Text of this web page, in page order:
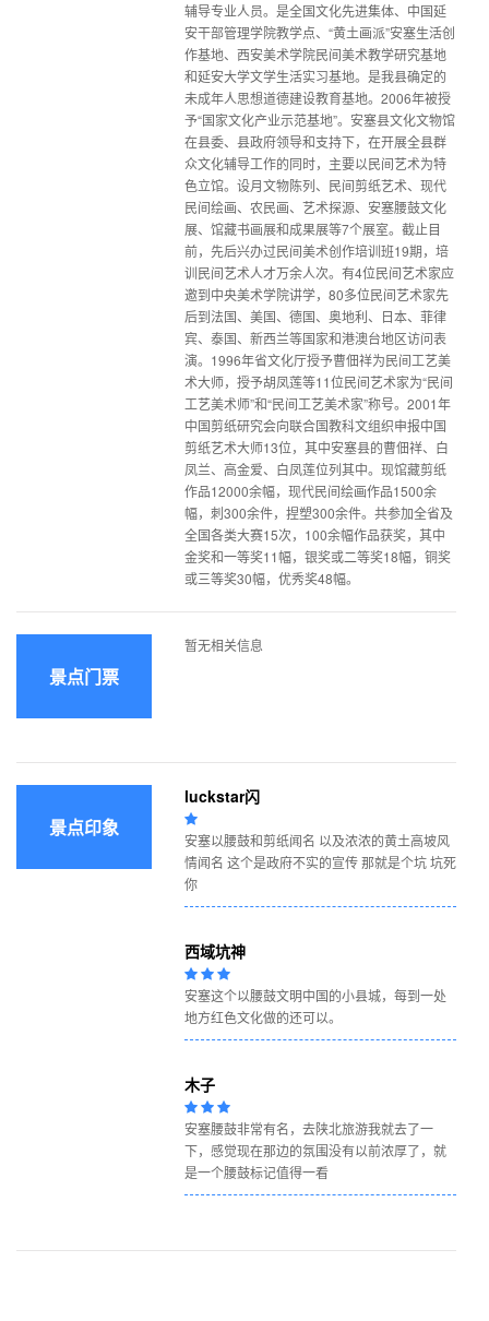
辅导专业人员。是全国文化先进集体、中国延
安干部管理学院教学点、“黄土画派”安塞生活创
作基地、西安美术学院民间美术教学研究基地
和延安大学文学生活实习基地。是我县确定的
未成年人思想道德建设教育基地。2006年被授
予“国家文化产业示范基地”。安塞县文化文物馆
在县委、县政府领导和支持下，在开展全县群
众文化辅导工作的同时，主要以民间艺术为特
色立馆。设月文物陈列、民间剪纸艺术、现代
民间绘画、农民画、艺术探源、安塞腰鼓文化
展、馆藏书画展和成果展等7个展室。截止目
前，先后兴办过民间美术创作培训班19期，培
训民间艺术人才万余人次。有4位民间艺术家应
邀到中央美术学院讲学，80多位民间艺术家先
后到法国、美国、德国、奥地利、日本、菲律
宾、泰国、新西兰等国家和港澳台地区访问表
演。1996年省文化厅授予曹佃祥为民间工艺美
术大师，授予胡凤莲等11位民间艺术家为“民间
工艺美术师”和“民间工艺美术家”称号。2001年
中国剪纸研究会向联合国教科文组织申报中国
剪纸艺术大师13位，其中安塞县的曹佃祥、白
凤兰、高金爱、白凤莲位列其中。现馆藏剪纸
作品12000余幅，现代民间绘画作品1500余
幅，刺300余件，捏塑300余件。共参加全省及
全国各类大赛15次，100余幅作品获奖，其中
金奖和一等奖11幅，银奖或二等奖18幅，铜奖
或三等奖30幅，优秀奖48幅。
景点门票
暂无相关信息
景点印象
luckstar闪
安塞以腰鼓和剪纸闻名 以及浓浓的黄土高坡风
情闻名 这个是政府不实的宣传 那就是个坑 坑死
你
西域坑神
安塞这个以腰鼓文明中国的小县城，每到一处
地方红色文化做的还可以。
木子
安塞腰鼓非常有名，去陕北旅游我就去了一
下，感觉现在那边的氛围没有以前浓厚了，就
是一个腰鼓标记值得一看